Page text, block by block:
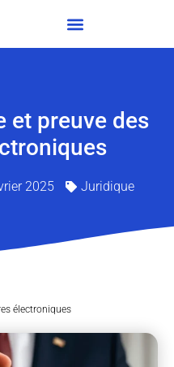
et preuve des
2025 Juridique
électroniques